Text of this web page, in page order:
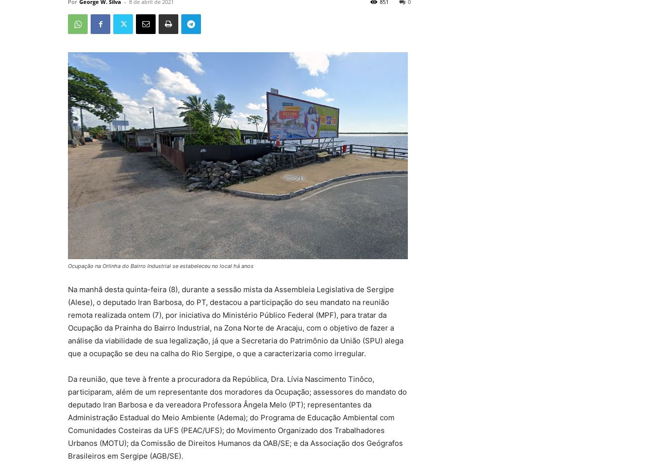
Por George W. Silva - 8 de abril de 2021 0
851
Ocupação na Orlinha do Bairro Industrial se estabeleceu no local há anos
Na manhã desta quinta-feira (8), durante a sessão mista da Assembleia Legislativa de Sergipe
(Alese), o deputado Iran Barbosa, do PT, destacou a participação do seu mandato na reunião
remota realizada ontem (7), por iniciativa do Ministério Público Federal (MPF), para tratar da
Ocupação da Prainha do Bairro Industrial, na Zona Norte de Aracaju, com o objetivo de fazer a
análise da viabilidade de sua legalização, já que a Secretaria do Patrimônio da União (SPU) alega
que a ocupação se deu na calha do Rio Sergipe, o que a caracterizaria como irregular.
Da reunião, que teve à frente a procuradora da República, Dra. Lívia Nascimento Tinôco,
participaram, além de um representante dos moradores da Ocupação; assessores do mandato do
deputado Iran Barbosa e da vereadora Professora Ângela Melo (PT); representantes da
Administração Estadual do Meio Ambiente (Adema); do Programa de Educação Ambiental com
Comunidades Costeiras da UFS (PEAC/UFS); do Movimento Organizado dos Trabalhadores
Urbanos (MOTU); da Comissão de Direitos Humanos da OAB/SE; e da Associação dos Geógrafos
Brasileiros em Sergipe (AGB/SE).